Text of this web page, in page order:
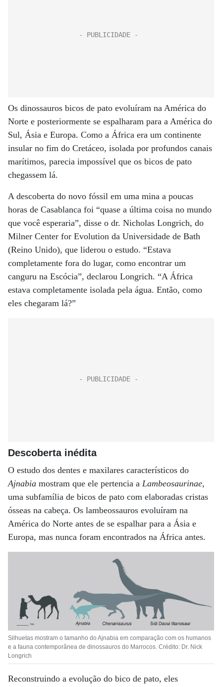
Os dinossauros bicos de pato evoluíram na América do
Norte e posteriormente se espalharam para a América do
Sul, Ásia e Europa. Como a África era um continente
insular no fim do Cretáceo, isolada por profundos canais
marítimos, parecia impossível que os bicos de pato
chegassem lá.
A descoberta do novo fóssil em uma mina a poucas
horas de Casablanca foi “quase a última coisa no mundo
que você esperaria”, disse o dr. Nicholas Longrich, do
Milner Center for Evolution da Universidade de Bath
(Reino Unido), que liderou o estudo. “Estava
completamente fora do lugar, como encontrar um
canguru na Escócia”, declarou Longrich. “A África
estava completamente isolada pela água. Então, como
eles chegaram lá?”
Descoberta inédita
O estudo dos dentes e maxilares característicos do
Ajnabia mostram que ele pertencia a Lambeosaurinae,
uma subfamília de bicos de pato com elaboradas cristas
ósseas na cabeça. Os lambeossauros evoluíram na
América do Norte antes de se espalhar para a Ásia e
Europa, mas nunca foram encontrados na África antes.
Silhuetas mostram o tamanho do Ajnabia em comparação com os humanos
e a fauna contemporânea de dinossauros do Marrocos. Crédito: Dr. Nick
Longrich
Reconstruindo a evolução do bico de pato, eles